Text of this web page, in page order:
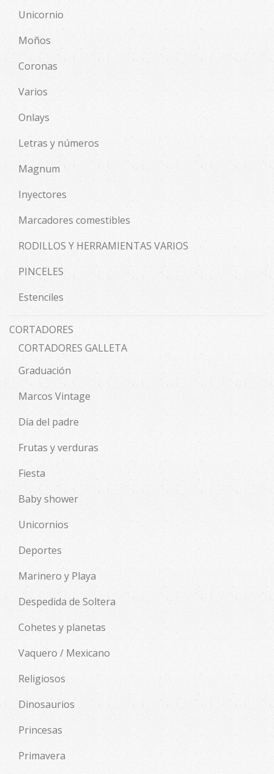
Unicornio
Moños
Coronas
Varios
Onlays
Letras y números
Magnum
Inyectores
Marcadores comestibles
RODILLOS Y HERRAMIENTAS VARIOS
PINCELES
Estenciles
CORTADORES
CORTADORES GALLETA
Graduación
Marcos Vintage
Día del padre
Frutas y verduras
Fiesta
Baby shower
Unicornios
Deportes
Marinero y Playa
Despedida de Soltera
Cohetes y planetas
Vaquero / Mexicano
Religiosos
Dinosaurios
Princesas
Primavera